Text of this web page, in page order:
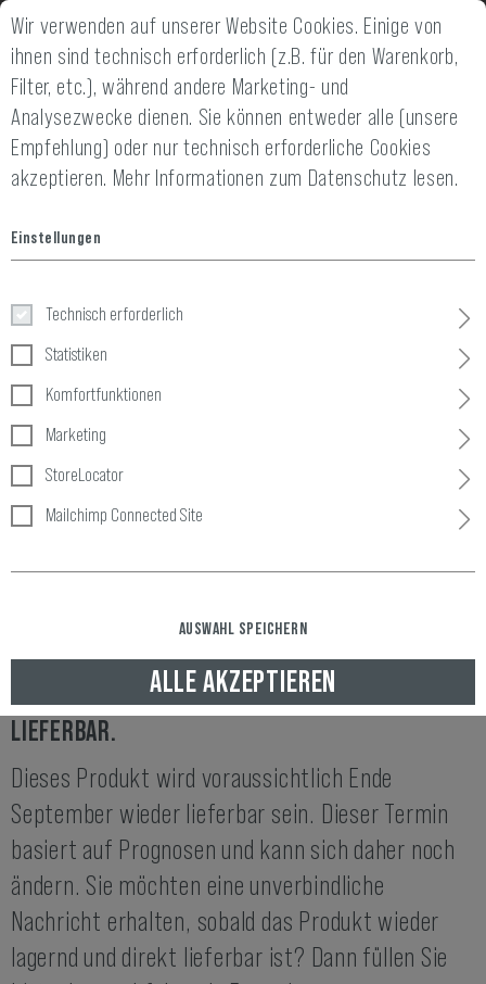
2 JAHRE GEWÄHRLEISTUNG 14 TAGE GELD-
Paracord Type II 425 100m
ENDE SEPTEMBER WIEDER LIEFERBAR
DIESER ARTIKEL IST IM MOMENT NICHT
LIEFERBAR.
Dieses Produkt wird voraussichtlich Ende
September wieder lieferbar sein. Dieser Termin
basiert auf Prognosen und kann sich daher noch
ändern. Sie möchten eine unverbindliche
Nachricht erhalten, sobald das Produkt wieder
lagernd und direkt lieferbar ist? Dann füllen Sie
Wir verwenden auf unserer Website Cookies. Einige von
ihnen sind technisch erforderlich (z.B. für den Warenkorb,
Filter, etc.), während andere Marketing- und
Analysezwecke dienen. Sie können entweder alle (unsere
Empfehlung) oder nur technisch erforderliche Cookies
akzeptieren. Mehr Informationen zum Datenschutz lesen.
Einstellungen
Technisch erforderlich
Statistiken
Komfortfunktionen
Marketing
StoreLocator
Mailchimp Connected Site
AUSWAHL SPEICHERN
ALLE AKZEPTIEREN